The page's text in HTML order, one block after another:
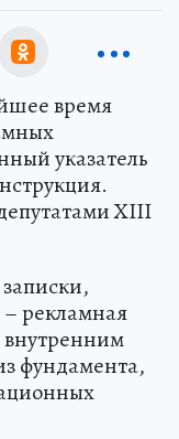
время
указатель
XIII
рекламная
внутренним
фундамента,